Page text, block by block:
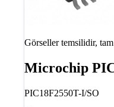
Görseller temsilidir,
Microchip
PIC18F2550T-I/SO